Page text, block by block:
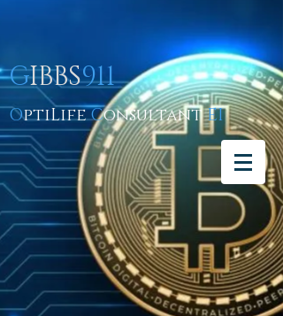
GIBBS911
OptiLifeConsultantEI